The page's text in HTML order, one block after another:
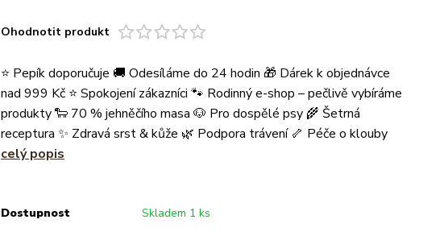
Ohodnotit produkt
⭐ Pepík doporučuje 🚚 Odesíláme do 24 hodin 🎁 Dárek k objednávce
nad 999 Kč ⭐ Spokojení zákazníci 🐾 Rodinný e-shop – pečlivě vybíráme
produkty 🐑 70 % jehněčího masa 🐶 Pro dospělé psy 🌾 Šetrná
receptura ✨ Zdravá srst & kůže 🌿 Podpora trávení 🦴 Péče o klouby
celý popis
Dostupnost Skladem 1 ks